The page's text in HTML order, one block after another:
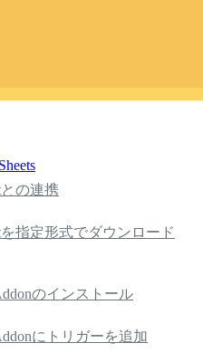
との連携
を指定形式でダウンロード
のインストール
にトリガーを追加